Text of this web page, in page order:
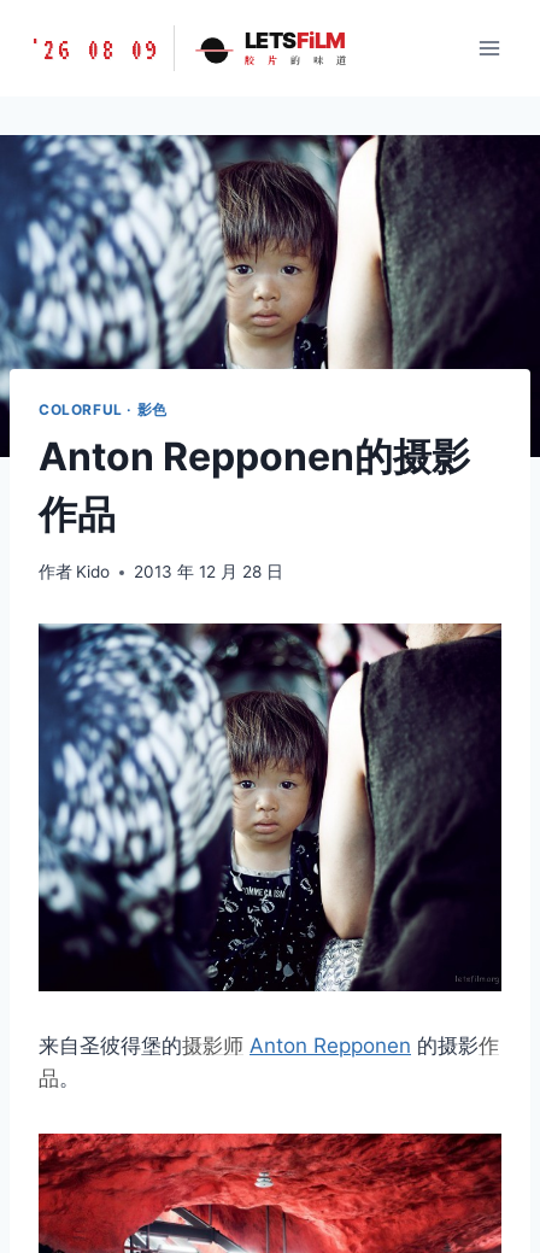
胶
味
道
LETSFILM
'26 08 09 LETSFiLM
胶 片 的 味 道
COLORFUL · 影色
Anton Repponen的摄影
作品
作者 Kido 2013 年 12 月 28 日
来自圣彼得堡的摄影师 Anton Repponen 的摄影作
品。